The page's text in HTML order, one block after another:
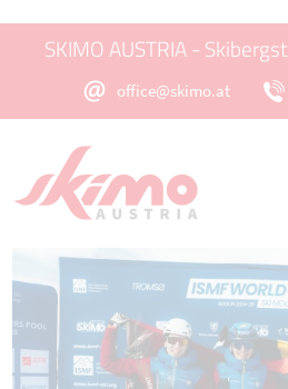
SKIMO AUSTRIA -
office@skimo.at